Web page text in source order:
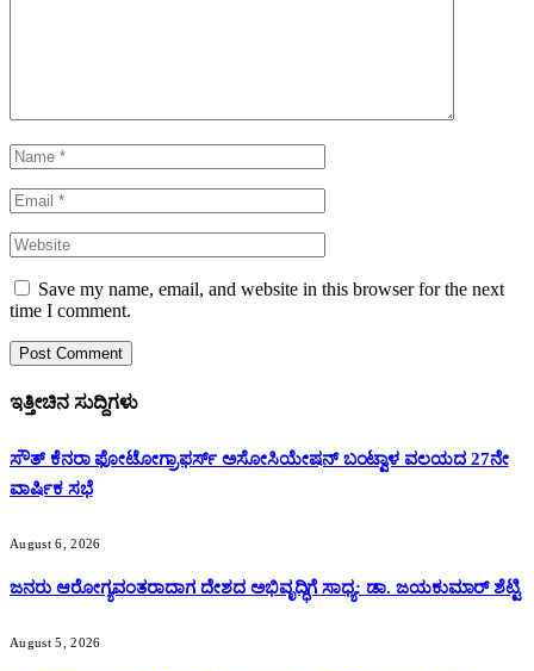
Save my name, email, and website in this browser for the next
time I comment.
ಇತ್ತೀಚಿನ ಸುದ್ದಿಗಳು
ಸೌತ್ ಕೆನರಾ ಫೋಟೋಗ್ರಾಫರ್ಸ್ ಅಸೋಸಿಯೇಷನ್ ಬಂಟ್ವಾಳ ವಲಯದ 27ನೇ
ವಾರ್ಷಿಕ ಸಭೆ
August 6, 2026
ಜನರು ಆರೋಗ್ಯವಂತರಾದಾಗ ದೇಶದ ಅಭಿವೃದ್ಧಿಗೆ ಸಾಧ್ಯ: ಡಾ. ಜಯಕುಮಾರ್ ಶೆಟ್ಟಿ
August 5, 2026